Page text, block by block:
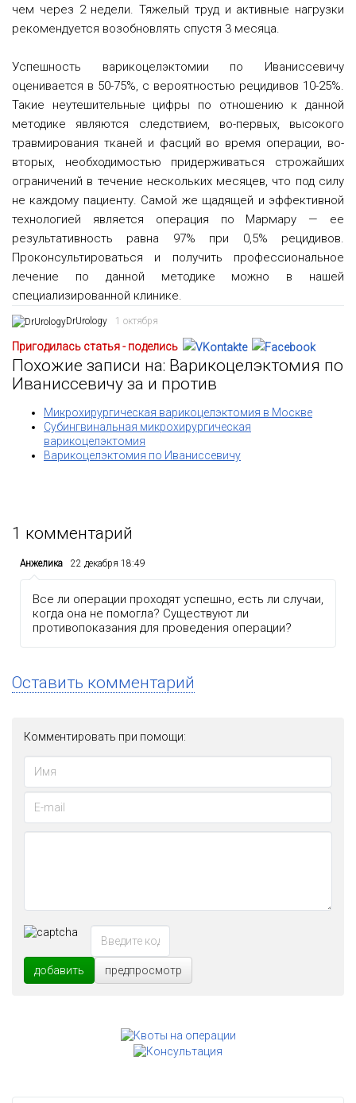
чем через 2 недели. Тяжелый труд и активные нагрузки
рекомендуется возобновлять спустя 3 месяца.
Успешность варикоцелэктомии по Иваниссевичу
оценивается в 50-75%, с вероятностью рецидивов 10-25%.
Такие неутешительные цифры по отношению к данной
методике являются следствием, во-первых, высокого
травмирования тканей и фасций во время операции, во-
вторых, необходимостью придерживаться строжайших
ограничений в течение нескольких месяцев, что под силу
не каждому пациенту. Самой же щадящей и эффективной
технологией является операция по Мармару — ее
результативность равна 97% при 0,5% рецидивов.
Проконсультироваться и получить профессиональное
лечение по данной методике можно в нашей
специализированной клинике.
DrUrology 1 октября
Пригодилась статья - поделись
Похожие записи на: Варикоцелэктомия по
Иваниссевичу за и против
Микрохирургическая варикоцелэктомия в Москве
Субингвинальная микрохирургическая
варикоцелэктомия
Варикоцелэктомия по Иваниссевичу
1 комментарий
Анжелика 22 декабря 18:49
Все ли операции проходят успешно, есть ли случаи,
когда она не помогла? Существуют ли
противопоказания для проведения операции?
Оставить комментарий
Комментировать при помощи:
добавить предпросмотр